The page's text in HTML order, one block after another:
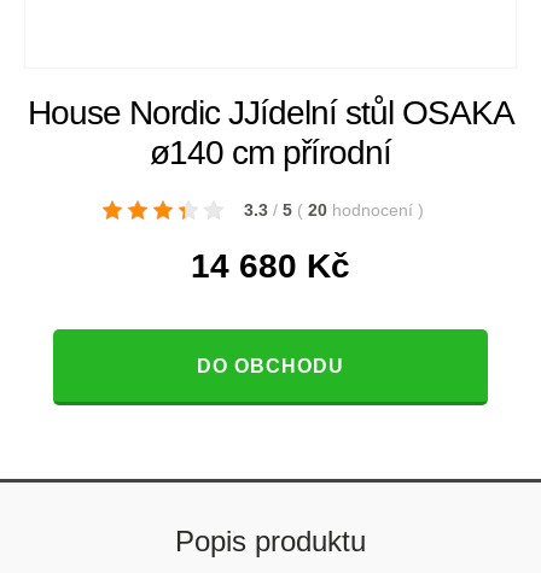
House Nordic JJídelní stůl OSAKA
ø140 cm přírodní
3.3 / 5 ( 20 hodnocení )
14 680 Kč
DO OBCHODU
Popis produktu